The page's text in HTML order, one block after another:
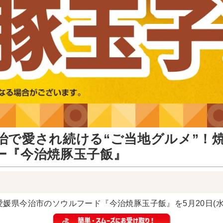
で愛され続ける“ご当地グルメ”！
今治焼豚玉子飯』
県今治市のソウルフード『今治焼豚玉子飯』を5月20日(